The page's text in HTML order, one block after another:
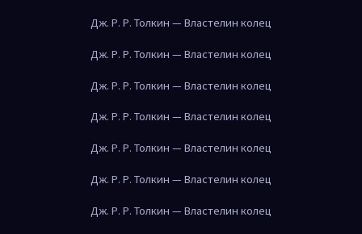
Дж. Р. Р. Толкин — Властелин колец
Дж. Р. Р. Толкин — Властелин колец
Дж. Р. Р. Толкин — Властелин колец
Дж. Р. Р. Толкин — Властелин колец
Дж. Р. Р. Толкин — Властелин колец
Дж. Р. Р. Толкин — Властелин колец
Дж. Р. Р. Толкин — Властелин колец